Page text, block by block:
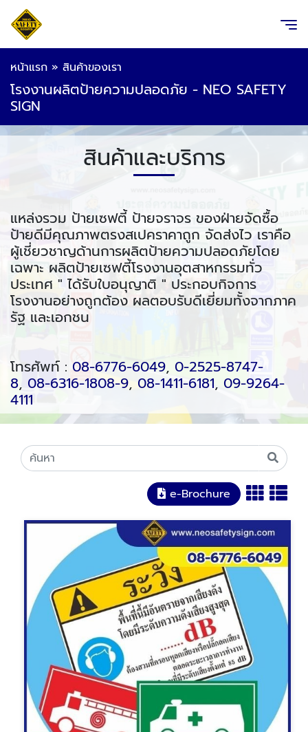
หน้าแรก » สินค้าของเรา
โรงงานผลิตป้ายความปลอดภัย - NEO SAFETY
SIGN
สินค้าและบริการ
แหล่งรวม ป้ายเซฟตี้ ป้ายจราจร ของฝ่ายจัดซื้อ
ป้ายดีมีคุณภาพตรงสเปคราคาถูก จัดส่งไว เราคือ
ผู้เชี่ยวชาญด้านการผลิตป้ายความปลอดภัยโดย
เฉพาะ ผลิตป้ายเซฟตี้โรงงานอุตสาหกรรมทั่ว
ประเทศ " ได้รับใบอนุญาติ " ประกอบกิจการ
โรงงานอย่างถูกต้อง ผลตอบรับดีเยี่ยมทั้งจากภาค
รัฐ และเอกชน
โทรศัพท์ : 08-6776-6049, 0-2525-8747-
8, 08-6316-1808-9, 08-1411-6181, 09-9264-
4111
e-Brochure